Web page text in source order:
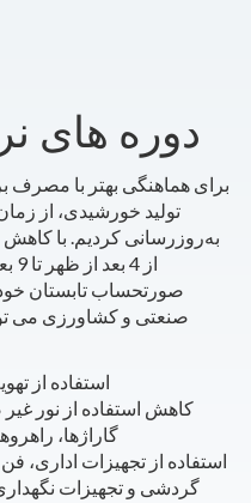
دوره های
برای هماهنگی بهتر با مصرف
تولید خورشیدی، از
به‌روزرسانی کردیم. با
صورتحساب تابستان
صنعتی و کشاورزی می
استفاده از
کاهش استفاده از نور
گاراژها،
استفاده از تجهیزات اداری،
گردشی و تجهیزات